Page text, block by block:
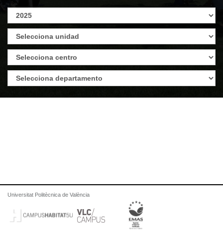
Universitat Politècnica de València